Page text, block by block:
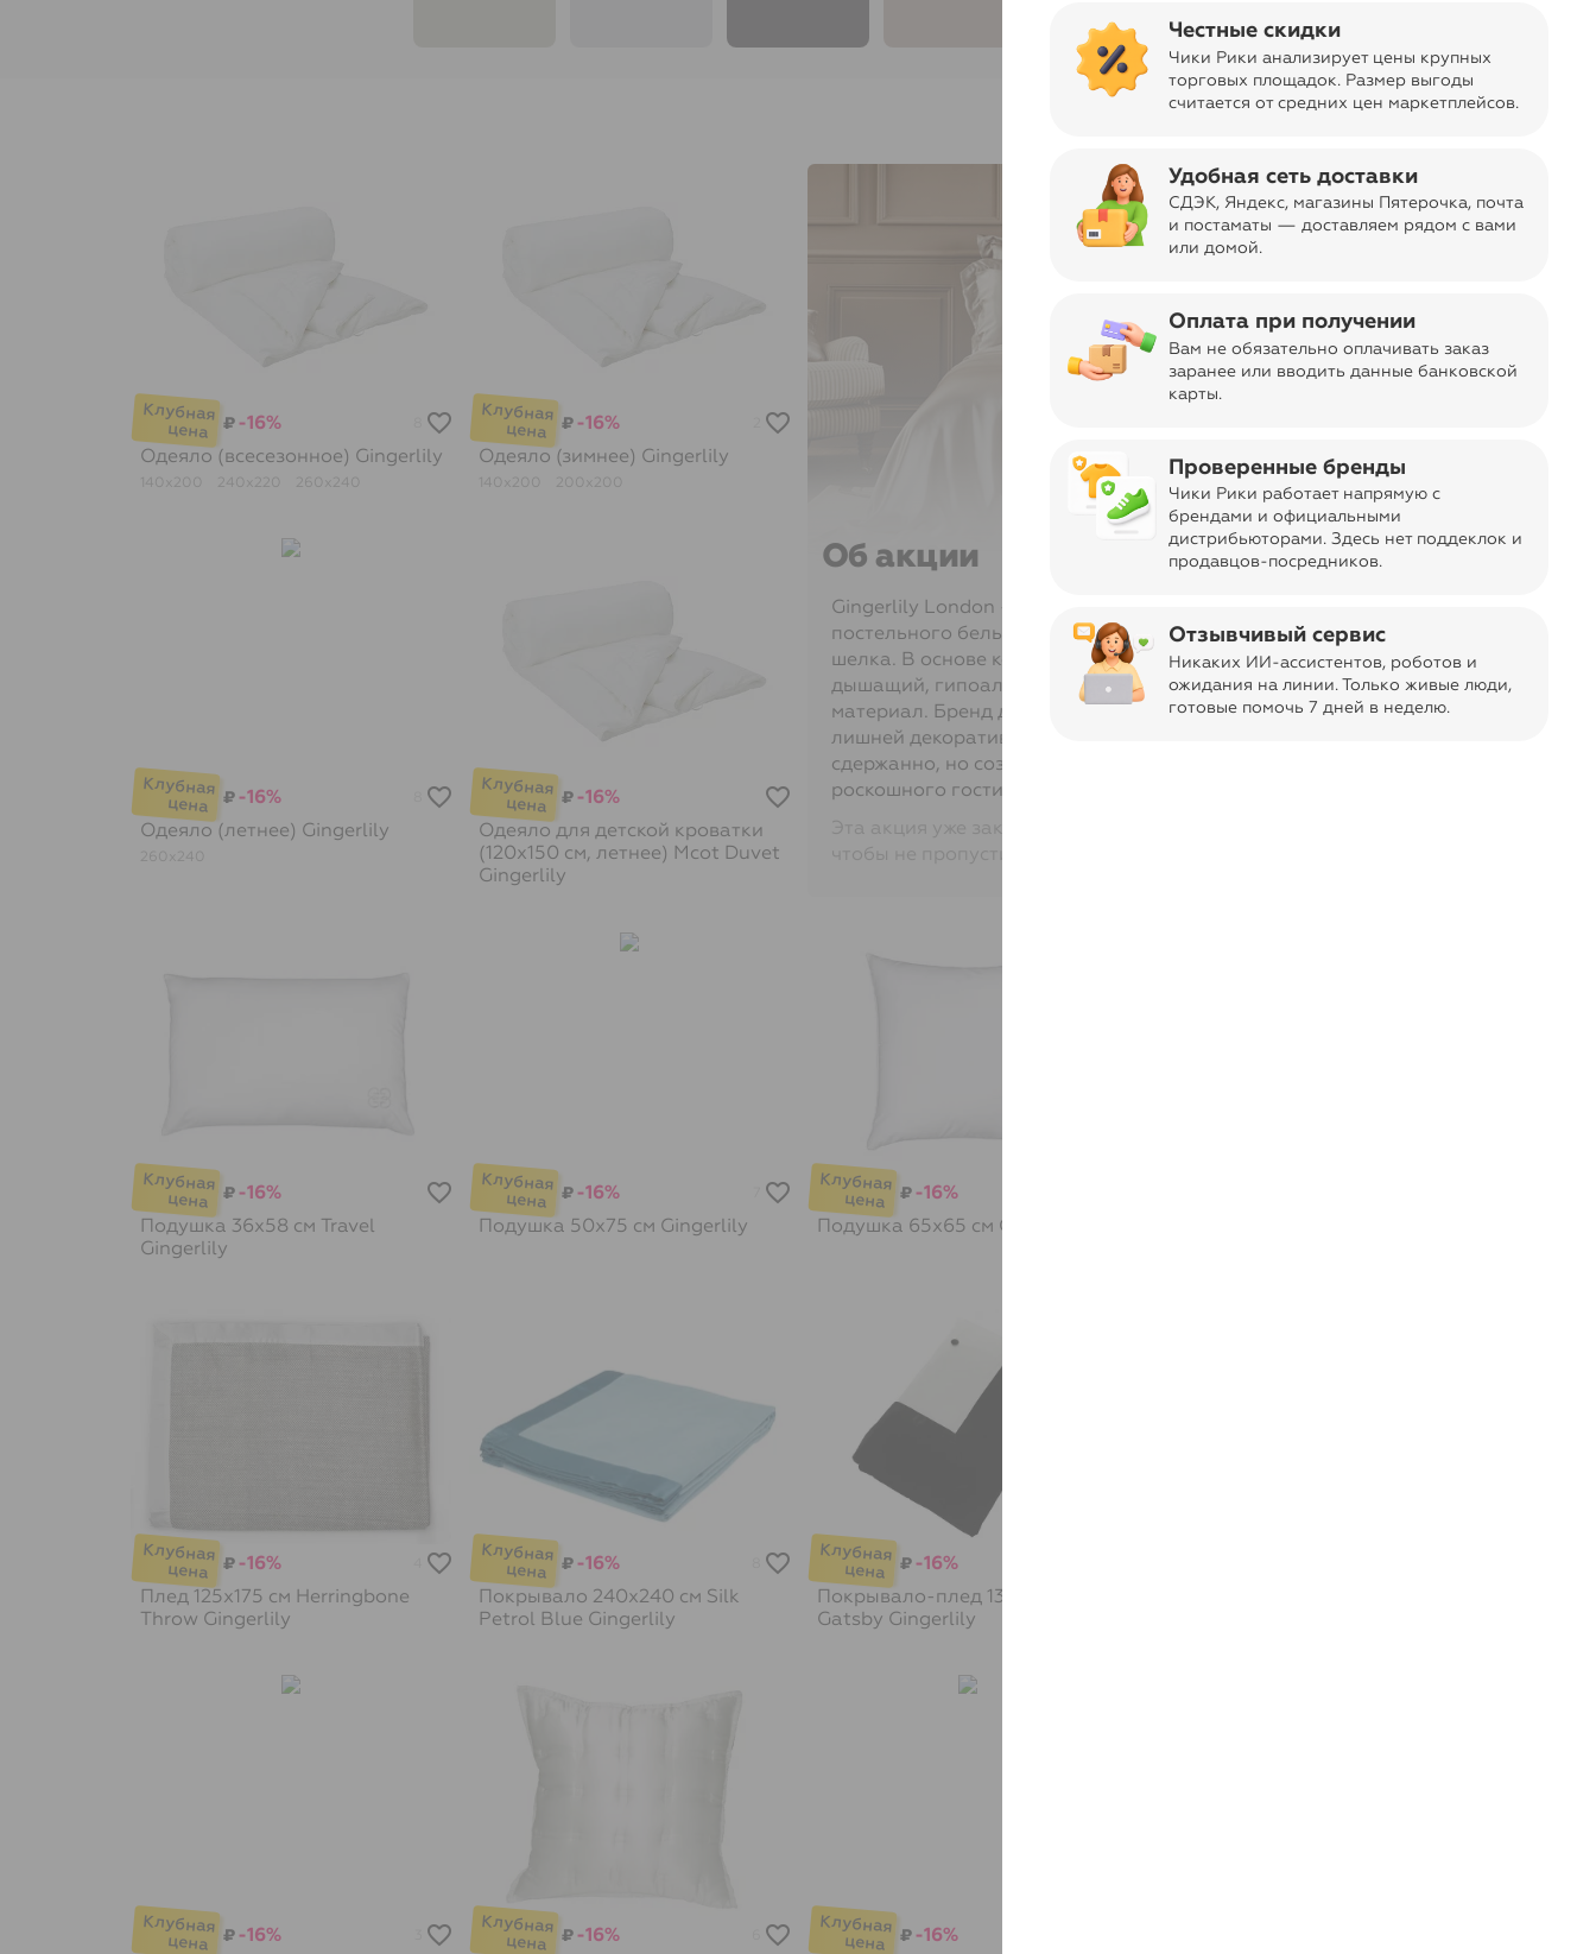
Честные скидки
Чики Рики анализирует цены крупных
торговых площадок. Размер выгоды
считается от средних цен маркетплейсов.
Удобная сеть доставки
СДЭК, Яндекс, магазины Пятерочка, почта
и постаматы — доставляем рядом с вами
или домой.
Оплата при получении
Вам не обязательно оплачивать заказ
заранее или вводить данные банковской
карты.
Проверенные бренды
Чики Рики работает напрямую с
брендами и официальными
дистрибьюторами. Здесь нет поддеклок и
продавцов-посредников.
Отзывчивый сервис
Никаких ИИ-ассистентов, роботов и
ожидания на линии. Только живые люди,
готовые помочь 7 дней в неделю.
Об акции
Gingerlily London — британский бренд премиального
постельного белья и аксессуаров для сна из натурального
шелка. В основе коллекций — шелк mulberry: мягкий,
дышащий, гипоаллергенный и бережный к коже и волосам
материал. Бренд делает акцент на спокойной роскоши без
лишней декоративности: шелковые изделия выглядят
сдержанно, но создают ощущение тщательно продуманного,
роскошного гостиничного комфорта дома.
Эта акция уже закончилась. Нажмите кнопку «Отметить»,
чтобы не пропустить её в следующий раз.
₽ -16%
Одеяло (всесезонное) Gingerlily
140х200 240х220 260х240
₽ -16%
Одеяло (зимнее) Gingerlily
140х200 200х200
₽ -16%
Одеяло (летнее) Gingerlily
260х240
₽ -16%
Одеяло для детской кроватки
(120х150 см, летнее) Мcot Duvet
Gingerlily
₽ -16%
Подушка 36х58 см Travel
Gingerlily
₽ -16%
Подушка 50х75 см Gingerlily
₽ -16%
Подушка 65х65 см Gingerlily
₽ -16%
Плед 125x175 см Herringbone
Throw Gingerlily
₽ -16%
Покрывало 240x240 см Silk
Petrol Blue Gingerlily
₽ -16%
Покрывало-плед 130х200 см
Gatsby Gingerlily
₽ -16% ₽ -16% ₽ -16%